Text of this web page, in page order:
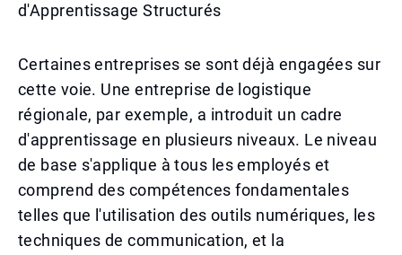
d'Apprentissage Structurés
Certaines entreprises se sont déjà engagées sur
cette voie. Une entreprise de logistique
régionale, par exemple, a introduit un cadre
d'apprentissage en plusieurs niveaux. Le niveau
de base s'applique à tous les employés et
comprend des compétences fondamentales
telles que l'utilisation des outils numériques, les
techniques de communication, et la